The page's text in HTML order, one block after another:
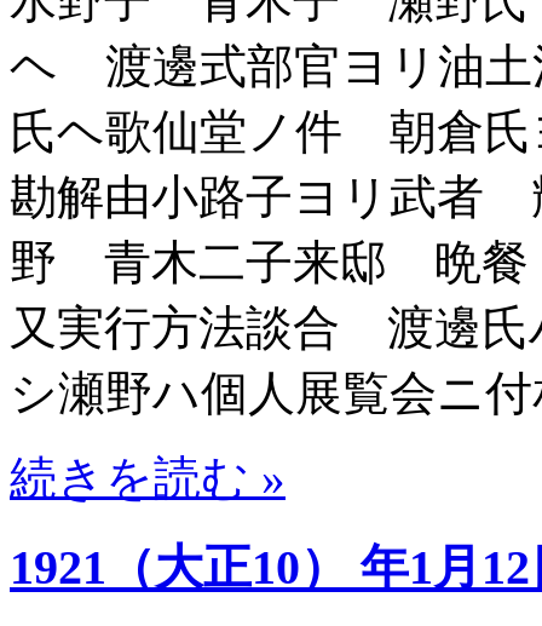
ヘ 渡邊式部官ヨリ油土
氏ヘ歌仙堂ノ件 朝倉
勘解由小路子ヨリ武者
野 青木二子来邸 晩餐
又実行方法談合 渡邊
シ瀬野ハ個人展覧会ニ
続きを読む »
1921（大正10） 年1月